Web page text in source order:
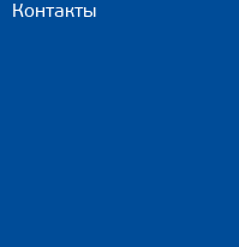
Контакты